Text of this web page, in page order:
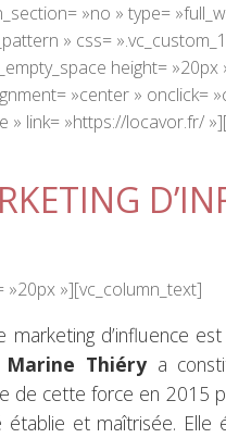
»no » type=
» css=
height= »20px
»center » onclick=
link= »https://locavor.fr/
»20px »][vc_column_text]
marketing d’influence
Marine Thiérya
de cette force en 2015
et maîtrisée. Elle